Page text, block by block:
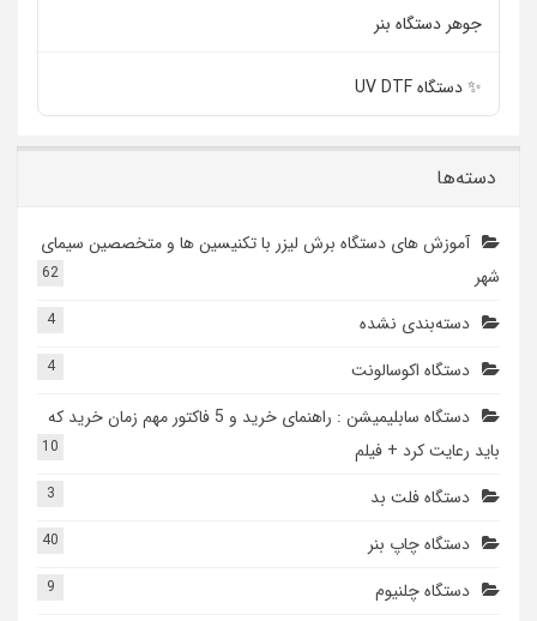
جوهر دستگاه بنر
✨ دستگاه UV DTF
دسته‌ها
آموزش های دستگاه برش لیزر با تکنیسین ها و متخصصین سیمای
شهر
62
دسته‌بندی نشده 4
دستگاه اکوسالونت 4
دستگاه سابلیمیشن : راهنمای خرید و 5 فاکتور مهم زمان خرید که
باید رعایت کرد + فیلم
10
دستگاه فلت بد 3
دستگاه چاپ بنر 40
دستگاه چلنیوم 9